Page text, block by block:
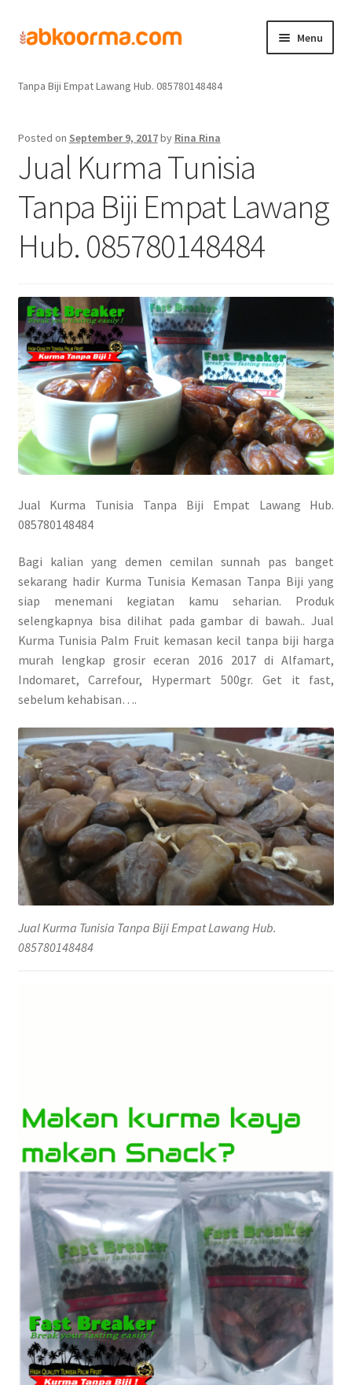
Menu
Home
Cara Order
Hubungi Kami
Tanpa Biji Empat Lawang Hub. 085780148484
Posted on September 9, 2017by Rina Rina
Jual Kurma Tunisia
Tanpa Biji Empat Lawang
Hub. 085780148484
Jual Kurma Tunisia Tanpa Biji Empat Lawang Hub.
085780148484
Bagi kalian yang demen cemilan sunnah pas banget
sekarang hadir Kurma Tunisia Kemasan Tanpa Biji yang
siap menemani kegiatan kamu seharian. Produk
selengkapnya bisa dilihat pada gambar di bawah.. Jual
Kurma Tunisia Palm Fruit kemasan kecil tanpa biji harga
murah lengkap grosir eceran 2016 2017 di Alfamart,
Indomaret, Carrefour, Hypermart 500gr. Get it fast,
sebelum kehabisan….
Jual Kurma Tunisia Tanpa Biji Empat Lawang Hub.
085780148484